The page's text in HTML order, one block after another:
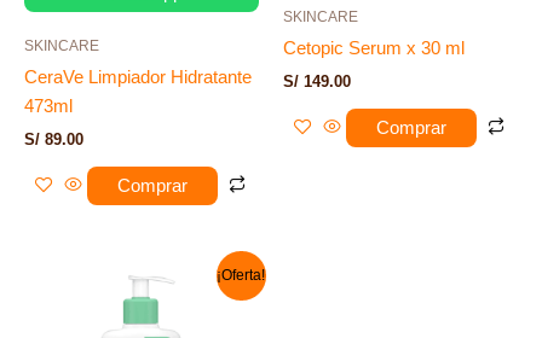
SKINCARE
CeraVe Limpiador Hidratante
473ml
S/ 89.00
Comprar
SKINCARE
Cetopic Serum x 30 ml
S/ 149.00
Comprar
¡Oferta!
precio
original
era:
precio
actual
es: